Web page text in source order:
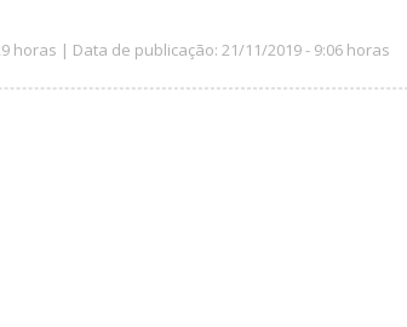
horas | Data de publicação: 21/11/2019 - 9:06 horas